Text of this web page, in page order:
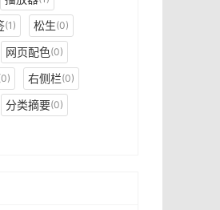
(1) 松生(0)
网页配色(0)
右侧栏(0)
分类摘要(0)